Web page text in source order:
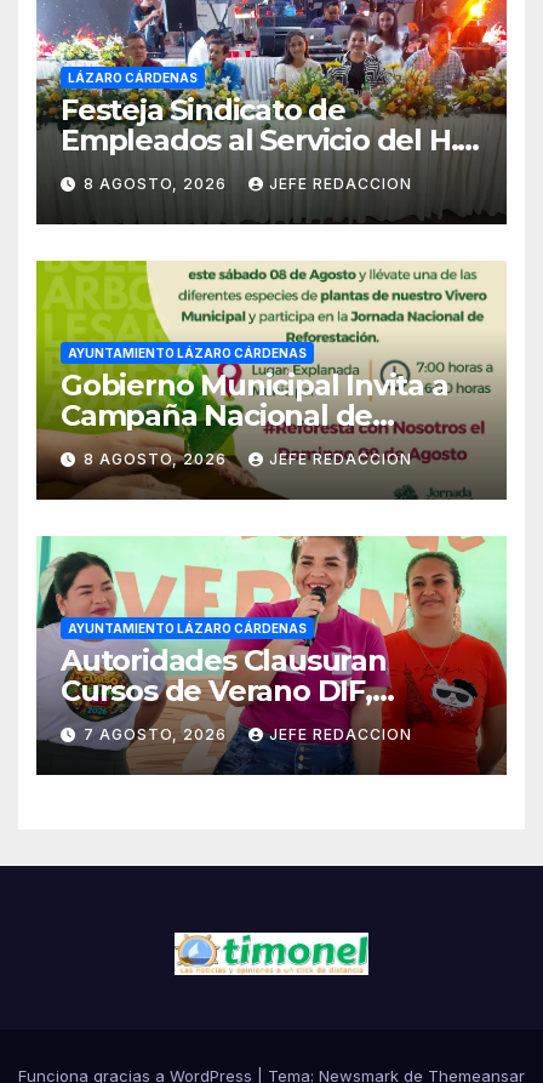
LÁZARO CÁRDENAS
Festeja Sindicato de
Empleados al Servicio del H.
Ayuntamiento de LZC Día del
Empleado Municipal
8 AGOSTO, 2026 JEFE REDACCION
AYUNTAMIENTO LÁZARO CÁRDENAS
Gobierno Municipal Invita a
Campaña Nacional de
Reforestación
8 AGOSTO, 2026 JEFE REDACCION
AYUNTAMIENTO LÁZARO CÁRDENAS
Autoridades Clausuran
Cursos de Verano DIF,
Seguridad Pública y Casa de
Cultura 2026
7 AGOSTO, 2026 JEFE REDACCION
Funciona gracias a WordPress Tema: Newsmark de Themeansar